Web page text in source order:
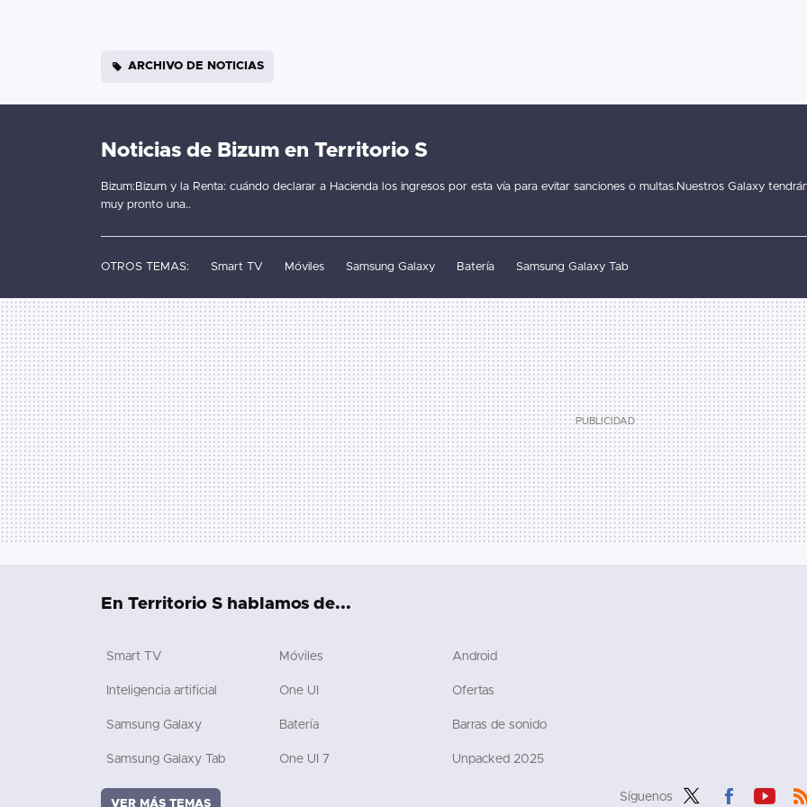
ARCHIVO DE NOTICIAS
Noticias de Bizum en Territorio S
Bizum:Bizum y la Renta: cuándo declarar a Hacienda los ingresos por esta vía para evitar sanciones o multas.Nuestros Galaxy
muy pronto una..
OTROS TEMAS: Smart TV Móviles Samsung Galaxy Batería Samsung Galaxy Tab
Síguenos
En Territorio S hablamos de...
Smart TV Móviles Android
Inteligencia artificial One UI Ofertas
Samsung Galaxy Batería Barras de sonido
Samsung Galaxy Tab One UI 7 Unpacked 2025
VER MÁS TEMAS